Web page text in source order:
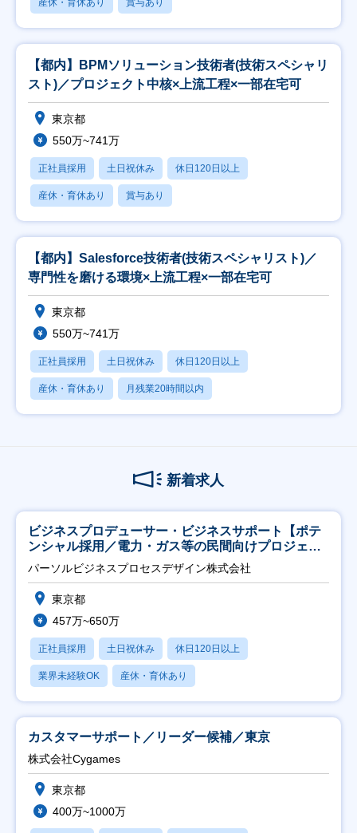
産休・育休あり 賞与あり
【都内】BPMソリューション技術者(技術スペシャリ
スト)／プロジェクト中核×上流工程×一部在宅可
東京都
550万~741万
正社員採用 土日祝休み 休日120日以上
産休・育休あり 賞与あり
【都内】Salesforce技術者(技術スペシャリスト)／
専門性を磨ける環境×上流工程×一部在宅可
東京都
550万~741万
正社員採用 土日祝休み 休日120日以上
産休・育休あり 月残業20時間以内
新着求人
ビジネスプロデューサー・ビジネスサポート【ポテ
ンシャル採用／電力・ガス等の民間向けプロジェク
ト推進】
パーソルビジネスプロセスデザイン株式会社
東京都
457万~650万
正社員採用 土日祝休み 休日120日以上
業界未経験OK 産休・育休あり
カスタマーサポート／リーダー候補／東京
株式会社Cygames
東京都
400万~1000万